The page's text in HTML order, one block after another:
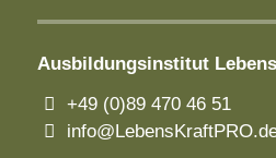
Ausbildungsinstitut
+49 (0)89 470 46 51